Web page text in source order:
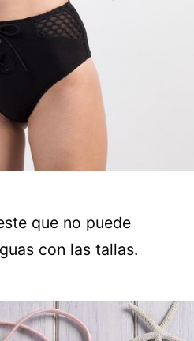
que no puede
con las tallas.